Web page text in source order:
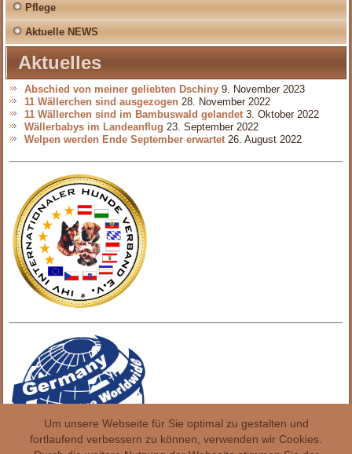
Pflege
Aktuelle NEWS
Aktuelles
Abschied von meiner geliebten Dschiny 9. November 2023
11 Wällerchen sind ausgezogen 28. November 2022
11 Wällerchen sind im Bambuswald gelandet 3. Oktober 2022
Wällerbabys im Landeanflug 23. September 2022
Welpen werden Ende September erwartet 26. August 2022
Um unsere Webseite für Sie optimal zu gestalten und
fortlaufend verbessern zu können, verwenden wir Cookies.